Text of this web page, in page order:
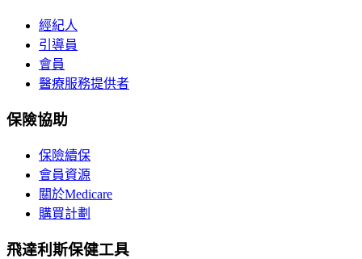
經紀人
引導員
會員
醫療服務提供者
保險協助
保險續保
會員資源
關於Medicare
購買計劃
飛達利斯保健工具